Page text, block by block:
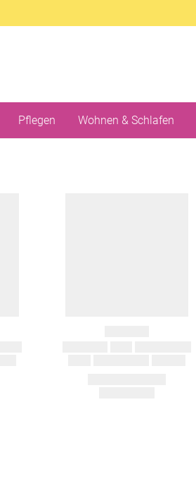
Pflegen Wohnen & Schlafen